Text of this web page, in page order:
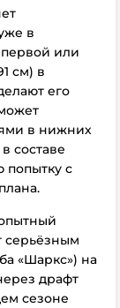
в
или
см) в
его
в нижних
составе
попытку с
серьёзным
«Шаркс») на
драфт
сезоне